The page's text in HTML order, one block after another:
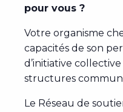
pour vous ?
Votre organisme
capacités de son
d’initiative
structures
Le Réseau de